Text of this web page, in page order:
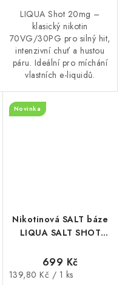
LIQUA Shot 20mg –
klasický nikotin
70VG/30PG pro silný hit,
intenzivní chuť a hustou
páru. Ideální pro míchání
vlastních e-liquidů.
Nikotinová SALT báze
LIQUA SALT SHOT
/ 5mg
Novinka
699 Kč
Měrná
139,80 Kč / 1 ks